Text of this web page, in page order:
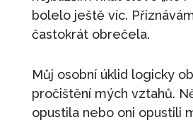
bolelo ještě víc.
častokrát obrečela.
Můj osobní úklid logicky
pročištění mých vztahů.
opustila nebo oni opustili